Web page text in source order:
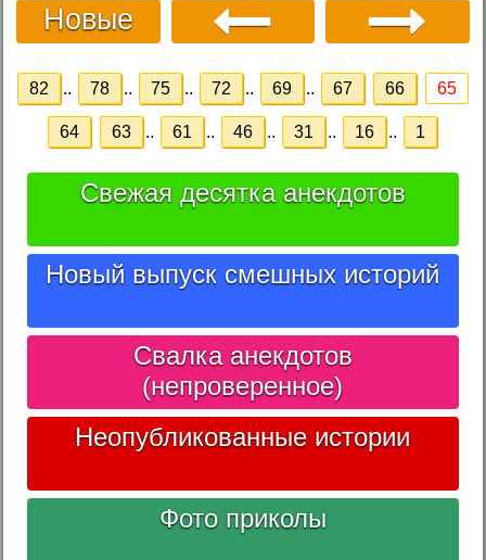
Новые
82 .. 78 .. 75 .. 72 .. 69 .. 67 66 65
64 63 .. 61 .. 46 .. 31 .. 16 .. 1
Свежая десятка анекдотов
Новый выпуск смешных историй
Свалка анекдотов
(непроверенное)
Неопубликованные истории
Фото приколы